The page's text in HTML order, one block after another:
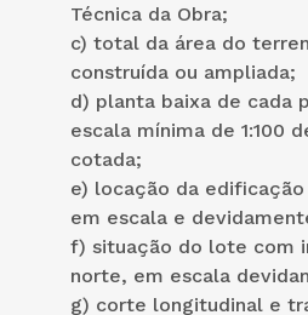
Técnica da Obra;
c) total da área do
construída ou ampliada;
d) planta baixa de cada
escala mínima de 1:100
cotada;
e) locação da
em escala e
f) situação do lote com
norte, em escala
g) corte longitudinal e